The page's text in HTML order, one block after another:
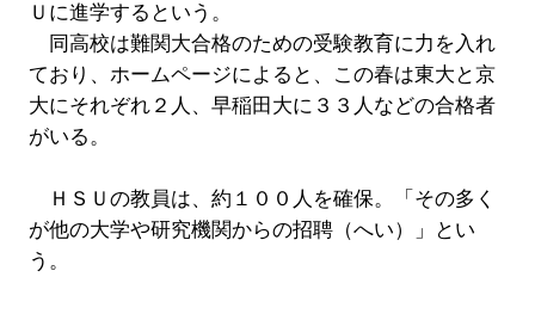
Ｕに進学するという。
同高校は難関大合格のための受験教育に力を入れ
ており、ホームページによると、この春は東大と京
大にそれぞれ２人、早稲田大に３３人などの合格者
がいる。
ＨＳＵの教員は、約１００人を確保。「その多く
が他の大学や研究機関からの招聘（へい）」とい
う。